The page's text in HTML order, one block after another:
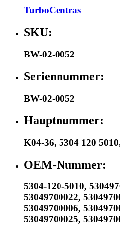
TurboCentras
SKU:
BW-02-0052
Seriennummer:
BW-02-0052
Hauptnummer:
K04-36, 5304 120 5010,
OEM-Nummer:
5304-120-5010,
53049700022,
53049700006,
53049700025,